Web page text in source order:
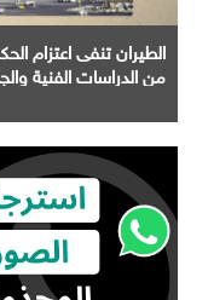
الطيران تنفى اعتزام
من الدراسات الفنية